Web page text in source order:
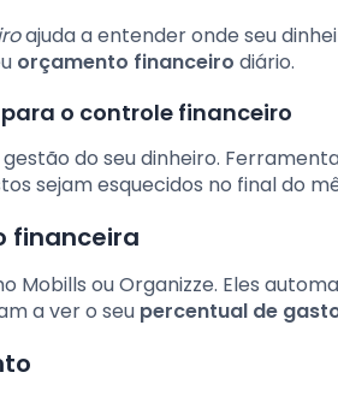
ajuda a entender onde seu
orçamento financeiro diário.
o controle financeiro
do seu dinheiro.
sejam esquecidos no final do
financeira
Mobills ou Organizze. Eles
a ver o seu percentual de